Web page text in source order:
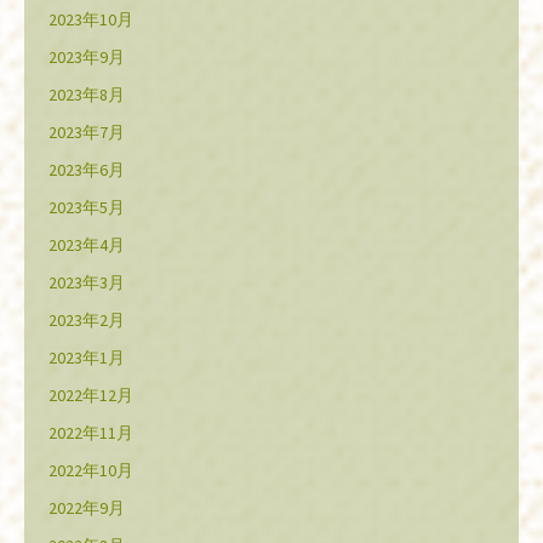
2023年10月
2023年9月
2023年8月
2023年7月
2023年6月
2023年5月
2023年4月
2023年3月
2023年2月
2023年1月
2022年12月
2022年11月
2022年10月
2022年9月